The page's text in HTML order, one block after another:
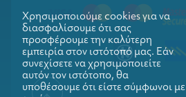
Χρησιμοποιούμε cookies για να
διασφαλίσουμε ότι σας
προσφέρουμε την καλύτερη
εμπειρία στον ιστότοπό μας. Εάν
συνεχίσετε να χρησιμοποιείτε
αυτόν τον ιστότοπο, θα
υποθέσουμε ότι είστε σύμφωνοι με